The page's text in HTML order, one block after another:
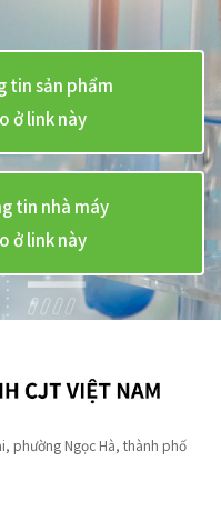
tin sản phẩm
ở link này
tin nhà máy
ở link này
phường Ngọc Hà, thành phố